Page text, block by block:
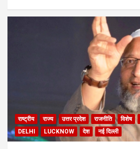
राष्ट्रीय राज्य उत्तर प्रदेश राजनीति विशेष
DELHI
LUCKNOW देश नई दिल्ली